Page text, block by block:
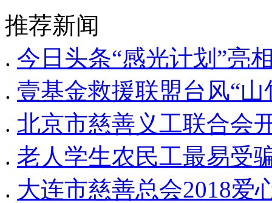
推荐新闻
. 今日头条“感光计划”亮
. 壹基金救援联盟台风“
. 北京市慈善义工联合会
. 老人学生农民工最易受
. 大连市慈善总会2018爱